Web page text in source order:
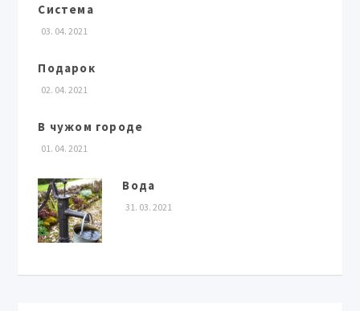
Система
03. 04. 2021
Подарок
02. 04. 2021
В чужом городе
01. 04. 2021
Вода
31. 03. 2021